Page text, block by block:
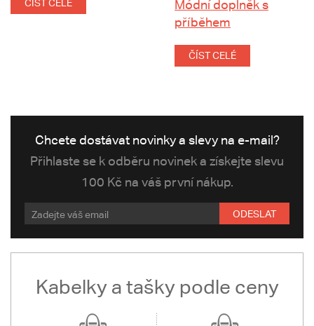
ČÍST CELÉ
Módní doplněk s
příběhem
ČÍST CELÉ
Chcete dostávat novinky a slevy na e-mail?
Přihlaste se k odběru novinek a získejte slevu
100 Kč na váš první nákup.
ODESLAT
Kabelky a tašky podle ceny